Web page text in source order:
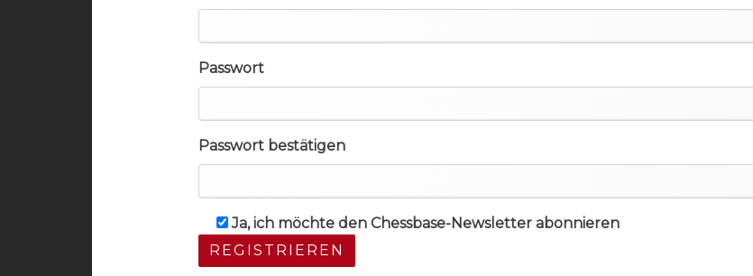
Passwort
Passwort bestätigen
Ja, ich möchte den Chessbase-Newsletter abonnieren
REGISTRIEREN